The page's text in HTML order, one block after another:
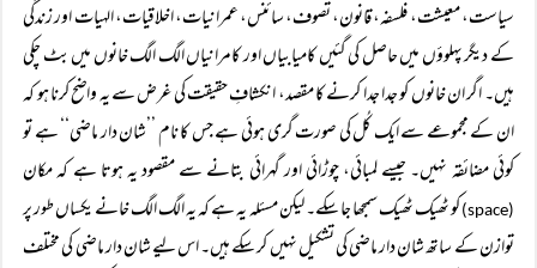
سیاست، معیشت، فلسفہ، قانون، تصوف، سائنس، عمرانیات، اخلاقیات، الہیات اور زندگی
کے دیگر پہلوؤں میں حاصل کی گئیں کامیابیاں اور کامرانیاں الگ الگ خانوں میں بٹ چکی
ہیں۔ اگر ان خانوں کو جدا جدا کرنے کا مقصد، انکشافِ حقیقت کی غرض سے یہ واضح کرنا ہو کہ
ان کے مجموعے سے ایک کُل کی صورت گری ہوئی ہے جس کا نام ’’شان دار ماضی‘‘ ہے تو
کوئی مضائقہ نہیں۔ جیسے لمبائی، چوڑائی اور گہرائی بتانے سے مقصود یہ ہوتا ہے کہ مکان
(space)
کو ٹھیک ٹھیک سمجھا جا سکے۔ لیکن مسئلہ یہ ہے کہ یہ الگ الگ خانے یکساں طور پر
توازن کے ساتھ شان دار ماضی کی تشکیل نہیں کر سکے ہیں۔ اس لیے شان دار ماضی کی مختلف